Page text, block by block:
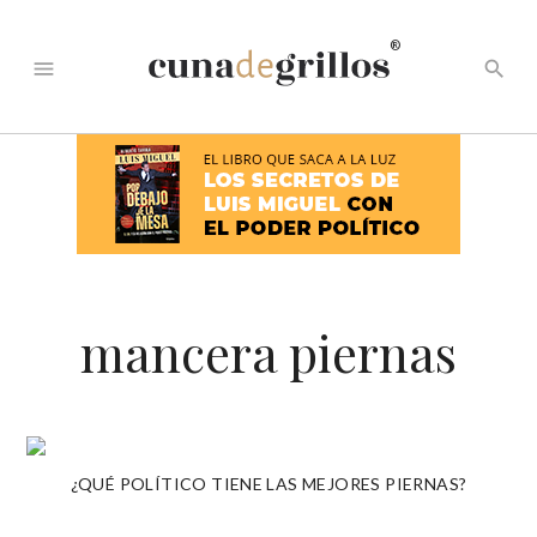
menu
®
search
mancera piernas
¿QUÉ POLÍTICO TIENE LAS MEJORES PIERNAS?